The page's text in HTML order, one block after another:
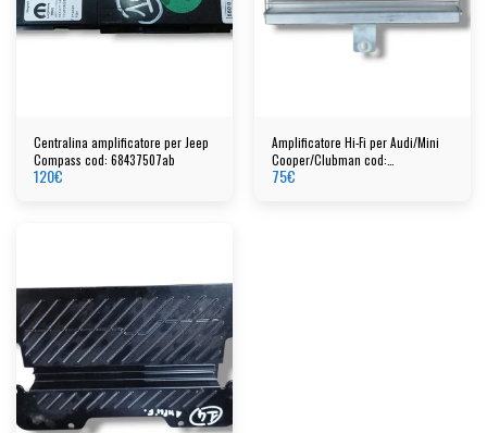
Centralina amplificatore per Jeep
Compass cod: 68437507ab
120€
Amplificatore Hi-Fi per Audi/Mini
Cooper/Clubman cod:
65123451405
75€